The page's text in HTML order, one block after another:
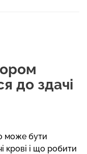
до здачі
може бути
крові і що робити